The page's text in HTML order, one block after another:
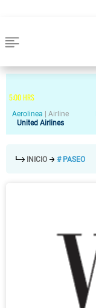
5:00HRS
Aerolinea
Airline
United Airlines
INICIO # PASEO